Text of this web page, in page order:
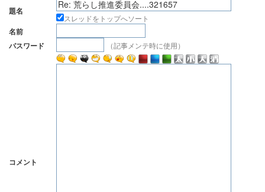
題名
スレッドをトップへソート
名前
パスワード
（記事メンテ時に使用）
コメント